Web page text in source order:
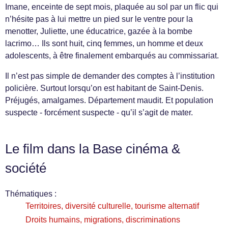
Imane, enceinte de sept mois, plaquée au sol par un flic qui
n’hésite pas à lui mettre un pied sur le ventre pour la
menotter, Juliette, une éducatrice, gazée à la bombe
lacrimo… Ils sont huit, cinq femmes, un homme et deux
adolescents, à être finalement embarqués au commissariat.
Il n’est pas simple de demander des comptes à l’institution
policière. Surtout lorsqu’on est habitant de Saint-Denis.
Préjugés, amalgames. Département maudit. Et population
suspecte - forcément suspecte - qu’il s’agit de mater.
Le film dans la Base cinéma &
société
Thématiques :
Territoires, diversité culturelle, tourisme alternatif
Droits humains, migrations, discriminations